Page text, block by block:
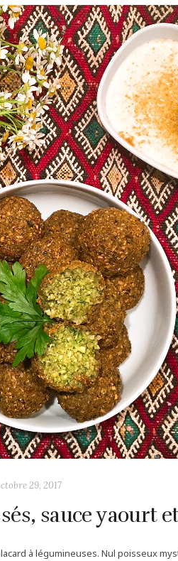
29, 2017
sauce yaourt
à légumineuses. Nul poisseux